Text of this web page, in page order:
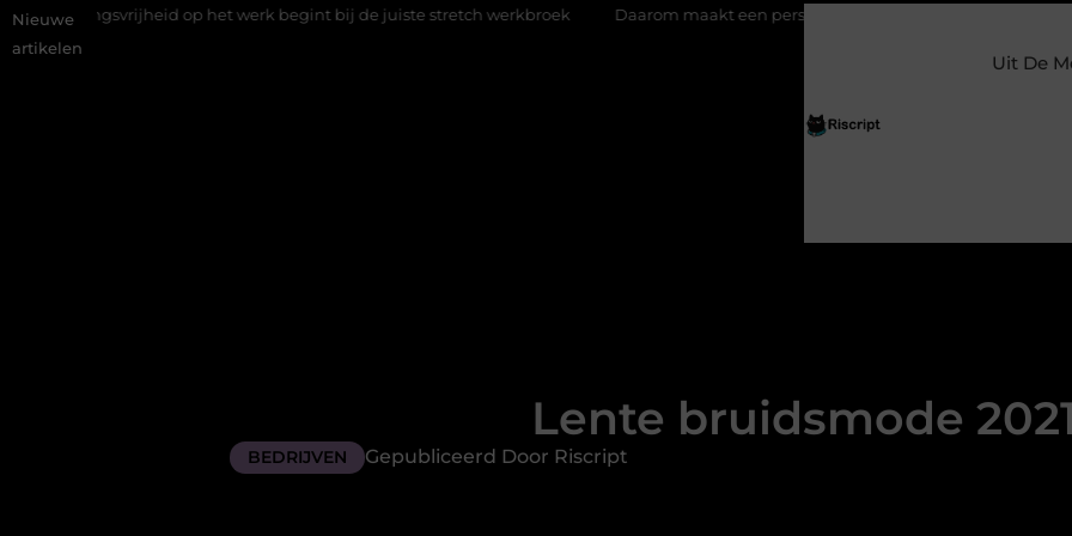
Nieuwe
artikelen
het werk begint bij de juiste stretch werkbroek Daarom maakt een persoonlijke kaart ieder moment bijzonder
Uit De
Lente bruidsmode 2021
BEDRIJVEN Gepubliceerd Door Riscript